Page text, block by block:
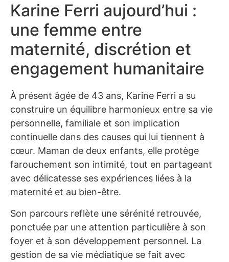
Karine Ferri aujourd’hui :
une femme entre
maternité, discrétion et
engagement humanitaire
À présent âgée de 43 ans, Karine Ferri a su
construire un équilibre harmonieux entre sa vie
personnelle, familiale et son implication
continuelle dans des causes qui lui tiennent à
cœur. Maman de deux enfants, elle protège
farouchement son intimité, tout en partageant
avec délicatesse ses expériences liées à la
maternité et au bien-être.
Son parcours reflète une sérénité retrouvée,
ponctuée par une attention particulière à son
foyer et à son développement personnel. La
gestion de sa vie médiatique se fait avec